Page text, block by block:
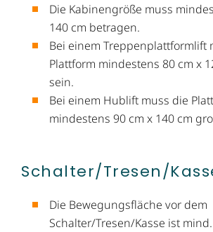
Die Kabinengröße muss
140 cm betragen.
Bei einem Treppenplattformlift
Plattform mindestens 80 cm x
sein.
Bei einem Hublift muss die
mindestens 90 cm x 140 cm
Schalter/Tresen/
Die Bewegungsfläche vor dem
Schalter/Tresen/Kasse ist